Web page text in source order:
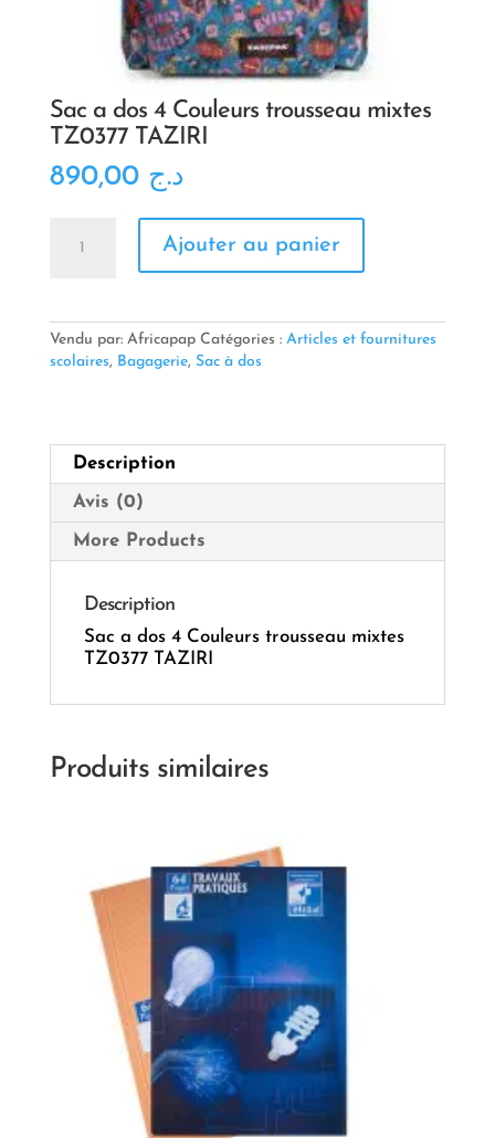
Sac a dos 4 Couleurs trousseau mixtes
TZ0377 TAZIRI
د.ج 890,00
4
Couleurs
TAZIRI
Ajouter au panier
Vendu par: Africapap Catégories : Articles et fournitures
scolaires, Bagagerie, Sac à dos
Description
Avis (0)
More Products
Description
Sac a dos 4 Couleurs trousseau mixtes
TZ0377 TAZIRI
Produits similaires